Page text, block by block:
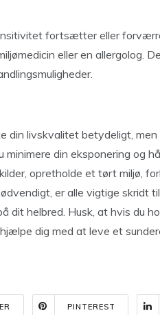
fortsætter eller
eller en allergolog.
din livskvalitet betydeligt,
minimere din eksponering og
opretholde et tørt miljø,
er alle vigtige skridt
dit helbred. Husk, at hvis du
dig med at leve et
PINTEREST